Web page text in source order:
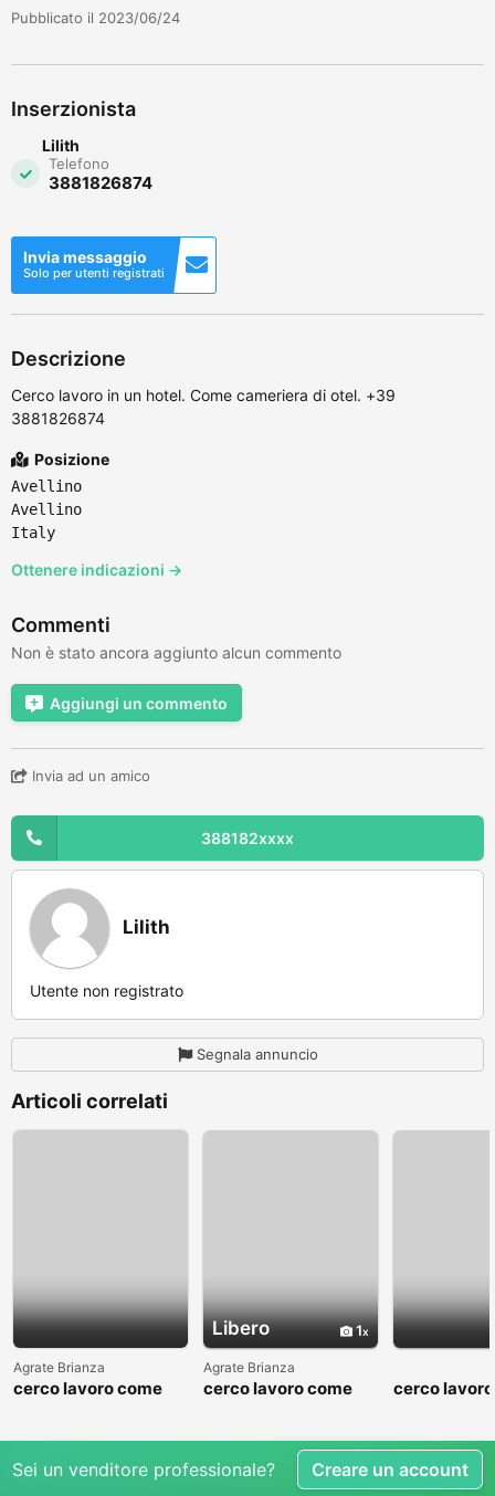
Pubblicato il 2023/06/24
Inserzionista
Lilith
Telefono
3881826874
Invia messaggio
Solo per utenti registrati
Descrizione
Cerco lavoro in un hotel. Come cameriera di otel. +39
3881826874
Posizione
Avellino
Avellino
Italy
Ottenere indicazioni →
Commenti
Non è stato ancora aggiunto alcun commento
Aggiungi un commento
Invia ad un amico
388182xxxx
Lilith
Utente non registrato
Segnala annuncio
Articoli correlati
Agrate Brianza
cerco lavoro come
Libero 1
Agrate Brianza
cerco lavoro come
cerco
Sei un venditore professionale? Creare un account